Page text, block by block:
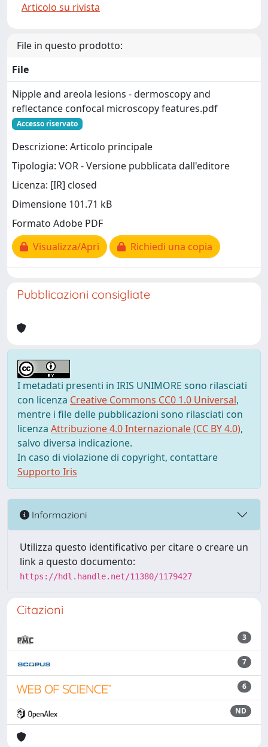
Articolo su rivista
File in questo prodotto:
File
Nipple and areola lesions - dermoscopy and
reflectance confocal microscopy features.pdf
Accesso riservato
Descrizione: Articolo principale
Tipologia: VOR - Versione pubblicata dall'editore
Licenza: [IR] closed
Dimensione 101.71 kB
Formato Adobe PDF
Visualizza/Apri
Richiedi una copia
Pubblicazioni consigliate
I metadati presenti in IRIS UNIMORE sono rilasciati
con licenza Creative Commons CC0 1.0 Universal,
mentre i file delle pubblicazioni sono rilasciati con
licenza Attribuzione 4.0 Internazionale (CC BY 4.0),
salvo diversa indicazione.
In caso di violazione di copyright, contattare
Supporto Iris
Informazioni
Utilizza questo identificativo per citare o creare un
link a questo documento:
https://hdl.handle.net/11380/1179427
Citazioni
3
7
6
ND